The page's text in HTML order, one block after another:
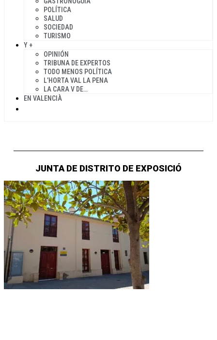
POLÍTICA
SALUD
SOCIEDAD
TURISMO
Y +
OPINIÓN
TRIBUNA DE EXPERTOS
TODO MENOS POLÍTICA
L’HORTA VAL LA PENA
LA CARA V DE…
EN VALENCIÀ
JUNTA DE DISTRITO DE EXPOSICIÓ